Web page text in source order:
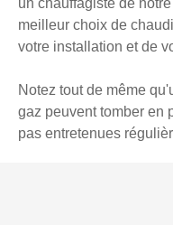
un chauffagiste de
meilleur choix de
votre installation et de
Notez tout de même
gaz peuvent tomber en
pas entretenues